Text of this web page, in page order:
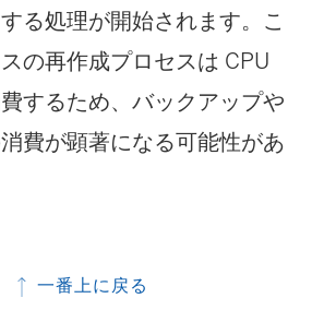
る処理が開始されます。こ
の再作成プロセスは CPU
するため、バックアップや
費が顕著になる可能性があ
一番上に戻る